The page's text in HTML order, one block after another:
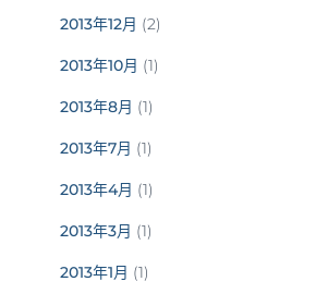
2013年12月 (2)
2013年10月 (1)
2013年8月 (1)
2013年7月 (1)
2013年4月 (1)
2013年3月 (1)
2013年1月 (1)